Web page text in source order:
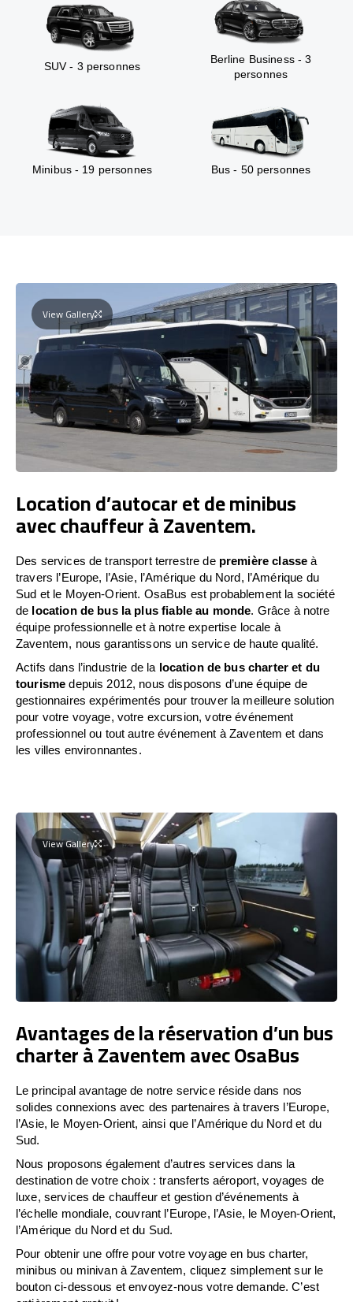
SUV - 3 personnes
Berline Business - 3
personnes
Minibus - 19 personnes Bus - 50 personnes
View Gallery
Location d’autocar et de minibus
avec chauffeur à Zaventem.
Des services de transport terrestre de première classe à
travers l’Europe, l’Asie, l’Amérique du Nord, l’Amérique du
Sud et le Moyen-Orient. OsaBus est probablement la société
de location de bus la plus fiable au monde. Grâce à notre
équipe professionnelle et à notre expertise locale à
Zaventem, nous garantissons un service de haute qualité.
Actifs dans l’industrie de la location de bus charter et du
tourisme depuis 2012, nous disposons d’une équipe de
gestionnaires expérimentés pour trouver la meilleure solution
pour votre voyage, votre excursion, votre événement
professionnel ou tout autre événement à Zaventem et dans
les villes environnantes.
View Gallery
Avantages de la réservation d’un bus
charter à Zaventem avec OsaBus
Le principal avantage de notre service réside dans nos
solides connexions avec des partenaires à travers l’Europe,
l’Asie, le Moyen-Orient, ainsi que l’Amérique du Nord et du
Sud.
Nous proposons également d’autres services dans la
destination de votre choix : transferts aéroport, voyages de
luxe, services de chauffeur et gestion d’événements à
l’échelle mondiale, couvrant l’Europe, l’Asie, le Moyen-Orient,
l’Amérique du Nord et du Sud.
Pour obtenir une offre pour votre voyage en bus charter,
minibus ou minivan à Zaventem, cliquez simplement sur le
bouton ci-dessous et envoyez-nous votre demande. C’est